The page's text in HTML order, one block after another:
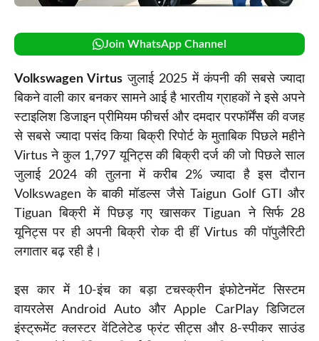
Join WhatsApp Channel
Volkswagen Virtus जुलाई 2025 में कंपनी की सबसे ज्यादा
बिकने वाली कार बनकर सामने आई है भारतीय ग्राहकों ने इसे अपने
स्टाइलिश डिजाइन प्रीमियम फीचर्स और दमदार परफॉर्मेंस की वजह
से सबसे ज्यादा पसंद किया बिक्री रिपोर्ट के मुताबिक पिछले महीने
Virtus ने कुल 1,797 यूनिट्स की बिक्री दर्ज की जो पिछले साल
जुलाई 2024 की तुलना में करीब 2% ज्यादा है इस दौरान
Volkswagen के बाकी मॉडल्स जैसे Taigun Golf GTI और
Tiguan बिक्री में पिछड़ गए खासकर Tiguan ने सिर्फ 28
यूनिट्स पर ही अपनी बिक्री रोक दी हीं Virtus की पॉपुलैरिटी
लगातार बढ़ रही है।
इस कार में 10-इंच का बड़ा टचस्क्रीन इंफोटेनमेंट सिस्टम
वायरलेस Android Auto और Apple CarPlay डिजिटल
इंस्ट्रूमेंट क्लस्टर वेंटिलेटेड फ्रंट सीट्स और 8-स्पीकर साउंड